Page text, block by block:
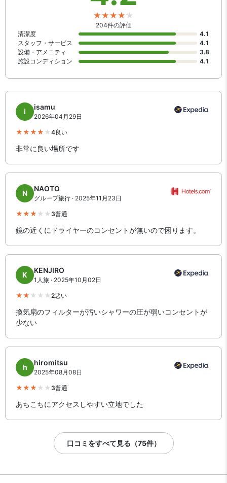
204件の評価
清潔度
4.1
スタッフ・サービス
4.1
設備・アメニティ
3.8
施設コンディション
4.1
i
isamu
2026年04月29日
4良い
非常に良い場所です
N
NAOTO
グループ旅行 · 2025年11月23日
3普通
鏡の近くにドライヤーのコンセントが無いので困ります。
K
KENJIRO
1人旅 · 2025年10月02日
2悪い
換気扇のフィルターが汚いシャワーの圧が弱いコンセントが
少ない
h
hiromitsu
2025年08月08日
3普通
あちこちにアクセスしやすい立地でした
口コミをすべて見る（75件）